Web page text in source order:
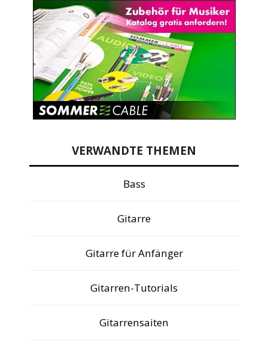
VERWANDTE THEMEN
Bass
Gitarre
Gitarre für Anfänger
Gitarren-Tutorials
Gitarrensaiten